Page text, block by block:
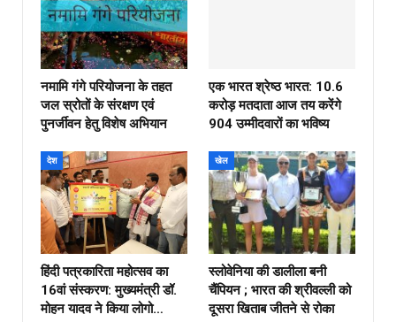
नमामि गंगे परियोजना के तहत
जल स्रोतों के संरक्षण एवं
पुनर्जीवन हेतु विशेष अभियान
एक भारत श्रेष्ठ भारत: 10.6
करोड़ मतदाता आज तय करेंगे
904 उम्मीदवारों का भविष्य
देश
हिंदी पत्रकारिता महोत्सव का
16वां संस्करण: मुख्यमंत्री डॉ.
मोहन यादव ने किया लोगो…
खेल
स्लोवेनिया की डालीला बनी
चैंपियन ; भारत की श्रीवल्ली को
दूसरा खिताब जीतने से रोका